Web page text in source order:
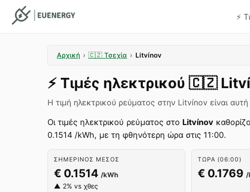
⚡️
Αρχική › 🇨🇿 Τσεχία › Litvínov
⚡️ Τιμές ηλεκτρικού 🇨🇿
Η τιμή ηλεκτρικού ρεύματος στην Litvínov είναι
Οι τιμές ηλεκτρικού ρεύματος στο Litvínov
0.1514 /kWh, με τη φθηνότερη ώρα στις 11:00.
ΣΗΜΕΡΙΝΌΣ ΜΈΣΟΣ
€ 0.1514 /kWh
▲ 2% vs χθες
ΤΏΡΑ (06:00)
€ 0.1769 /